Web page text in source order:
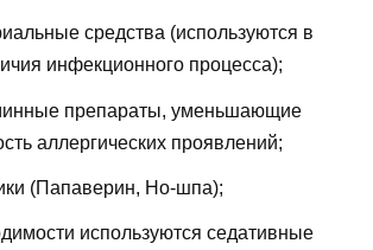
средства (используются в
инфекционного процесса);
препараты, уменьшающие
аллергических проявлений;
(Папаверин, Но-шпа);
используются седативные